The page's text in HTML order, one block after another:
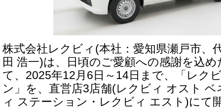
株式会社レクビィ(本社：愛知県瀬戸市、
田 浩一)は、日頃のご愛顧への感謝を込
て、2025年12月6日～14日まで、「レク
ン」を、直営店3店舗(レクビィ オスト
ィ ステーション・レクビィ エスト)にて